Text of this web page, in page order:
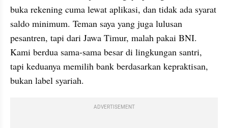
buka rekening cuma lewat aplikasi, dan tidak ada syarat
saldo minimum. Teman saya yang juga lulusan
pesantren, tapi dari Jawa Timur, malah pakai BNI.
Kami berdua sama-sama besar di lingkungan santri,
tapi keduanya memilih bank berdasarkan kepraktisan,
bukan label syariah.
ADVERTISEMENT